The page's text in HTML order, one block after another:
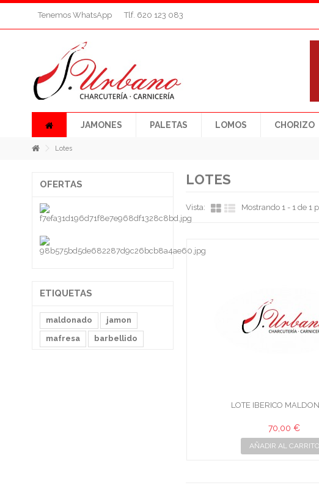
Tenemos WhatsApp Tlf. 620 123 083
JAMONES PALETAS LOMOS CHORIZO
Lotes
LOTES
Vista: Mostrando 1 - 1 de 1
LOTE IBERICO
70,00 €
AÑADIR AL CARRITO
OFERTAS
ETIQUETAS
maldonado
jamon
mafresa
barbellido